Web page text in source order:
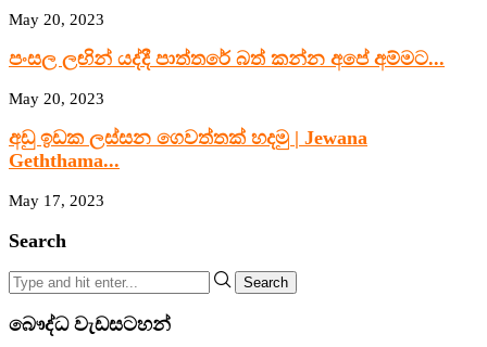
May 20, 2023
පංසල ලඟින් යද්දී පාත්තරේ බත් කන්න අපේ අම්මට...
May 20, 2023
අඩු ඉඩක ලස්සන ගෙවත්තක් හදමු | Jewana
Geththama...
May 17, 2023
Search
Search
බෞද්ධ වැඩසටහන්